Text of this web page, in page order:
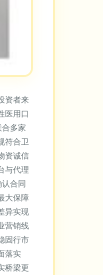
资者来
医用口
多家
符合卫
资诚信
与代理
合同
大保障
异实现
营销线
固行市
落实
桥梁更